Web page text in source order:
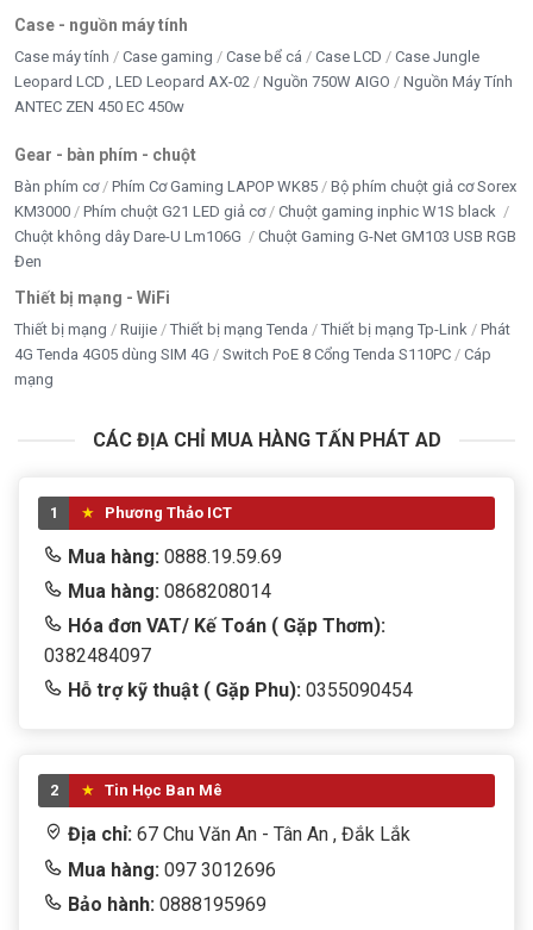
Case - nguồn máy tính
Case máy tính Case gaming Case bể cá Case LCD
Case Jungle
Leopard LCD , LED Leopard AX-02
Nguồn 750W AIGO
Nguồn Máy Tính
ANTEC ZEN 450 EC 450w
Gear - bàn phím - chuột
Bàn phím cơ Phím Cơ Gaming LAPOP WK85
Bộ phím chuột giả cơ Sorex
KM3000
Phím chuột G21 LED giả cơ
Chuột gaming inphic W1S black
Chuột không dây Dare-U Lm106G
Chuột Gaming G-Net GM103 USB RGB
Đen
Thiết bị mạng - WiFi
Thiết bị mạng Ruijie Thiết bị mạng Tenda Thiết bị mạng Tp-Link
Phát
4G Tenda 4G05 dùng SIM 4G
Switch PoE 8 Cổng Tenda S110PC
Cáp
mạng
CÁC ĐỊA CHỈ MUA HÀNG TẤN PHÁT AD
1 Phương Thảo ICT
Mua hàng: 0888.19.59.69
Mua hàng: 0868208014
Hóa đơn VAT/ Kế Toán ( Gặp Thơm):
0382484097
Hỗ trợ kỹ thuật ( Gặp Phu): 0355090454
2 Tin Học Ban Mê
Địa chỉ: 67 Chu Văn An - Tân An , Đắk Lắk
Mua hàng: 097 3012696
Bảo hành: 0888195969